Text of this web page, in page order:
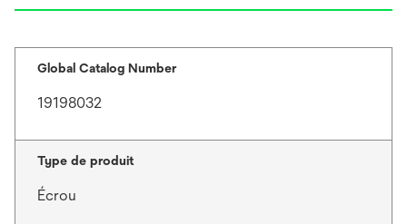
Global Catalog Number
19198032
Type de produit
Écrou